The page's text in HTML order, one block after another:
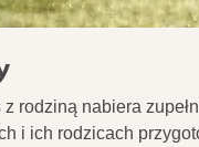
rodziną nabiera
i ich rodzicach